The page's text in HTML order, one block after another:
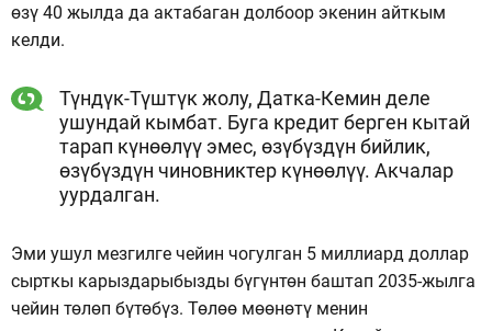
өзү 40 жылда да актабаган долбоор экенин айткым
келди.
Түндүк-Түштүк жолу, Датка-Кемин деле
ушундай кымбат. Буга кредит берген кытай
тарап күнөөлүү эмес, өзүбүздүн бийлик,
өзүбүздүн чиновниктер күнөөлүү. Акчалар
уурдалган.
Эми ушул мезгилге чейин чогулган 5 миллиард доллар
сырткы карыздарыбызды бүгүнтөн баштап 2035-жылга
чейин төлөп бүтөбүз. Төлөө мөөнөтү менин